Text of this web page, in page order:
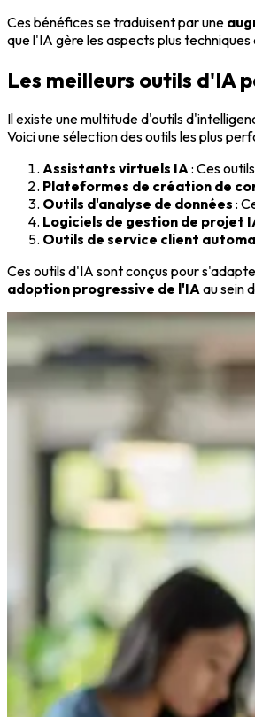
Ces bénéfices se traduisent par une
que l'IA gère les aspects plus
Les meilleurs outils d'IA
Il existe une multitude d'outils
Voici une sélection des outils les plus
Assistants virtuels IA: Ces
Plateformes de création de
Outils d'analyse de données :
Logiciels de gestion de projet
Outils de service client
Ces outils d'IA sont conçus pour
adoption progressive de l'IAau sein